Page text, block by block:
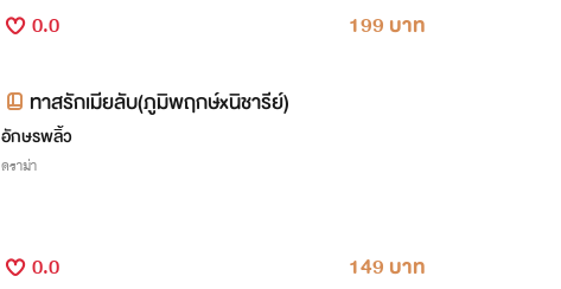
0.0 199 บาท
ทาสรักเมียลับ(ภูมิพฤกษ์xนิชารีย์)
อักษรพลิ้ว
ดราม่า
0.0 149 บาท